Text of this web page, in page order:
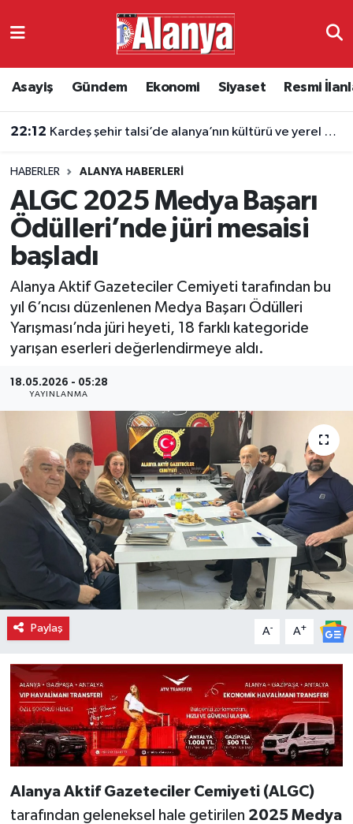
Asayiş Gündem Ekonomi Siyaset Resmi
22:12 Kardeş şehir talsi’de alanya’nın kültürü ve yerel değerleri tanıtıldı
HABERLER ALANYA HABERLERI
ALGC 2025 Medya Başarı
Ödülleri’nde jüri mesaisi
başladı
Alanya Aktif Gazeteciler Cemiyeti tarafından bu
yıl 6’ncısı düzenlenen Medya Başarı Ödülleri
Yarışması’nda jüri heyeti, 18 farklı kategoride
yarışan eserleri değerlendirmeye aldı.
18.05.2026 - 05:28
YAYINLANMA
Paylaş A- A+
Alanya Aktif Gazeteciler Cemiyeti (ALGC)
tarafından geleneksel hale getirilen 2025 Medya
Ekonomi
Resmi İlanlar
Alanyaspor
Turizm
E-Gazete
Antalya Namaz Vakitleri
Süper Lig Puan Durumu ve Fikstür
Tüm Manşetler
Son Dakika Haberleri
Haber Arşivi